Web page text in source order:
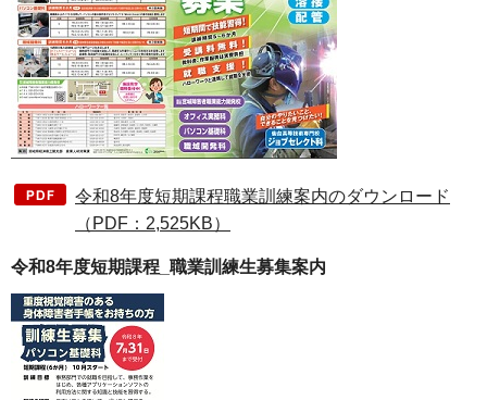
令和8年度短期課程職業訓練案内のダウンロード
（PDF：2,525KB）
令和8年度短期課程_職業訓練生募集案内